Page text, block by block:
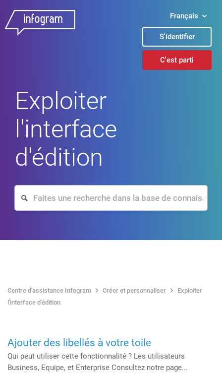
Français
S'identifier
C'est parti
Exploiter
l'interface
d'édition
Centre d'assistance Infogram Créer et personnaliser
Exploiter
l'interface d'édition
Ajouter des libellés à votre toile
Qui peut utiliser cette fonctionnalité ? Les utilisateurs
Business, Equipe, et Enterprise Consultez notre page...